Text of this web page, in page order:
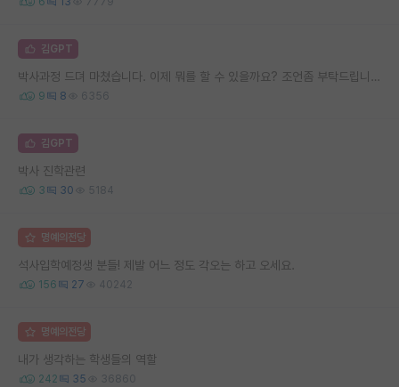
김GPT
박사과정 드뎌 마쳤습니다. 이제 뭐를 할 수 있을까요? 조언좀 부탁드립니다.
9 8 6356
김GPT
박사 진학관련
3 30 5184
명예의전당
석사입학예정생 분들! 제발 어느 정도 각오는 하고 오세요.
156 27 40242
명예의전당
내가 생각하는 학생들의 역할
242 35 36860